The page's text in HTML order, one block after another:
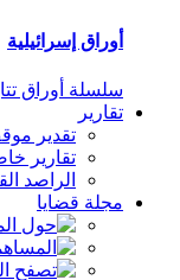
أوراق إسرائيلية
سلسلة أوراق
تقارير
تقدير
تقارير
الراصد
مجلة قضايا